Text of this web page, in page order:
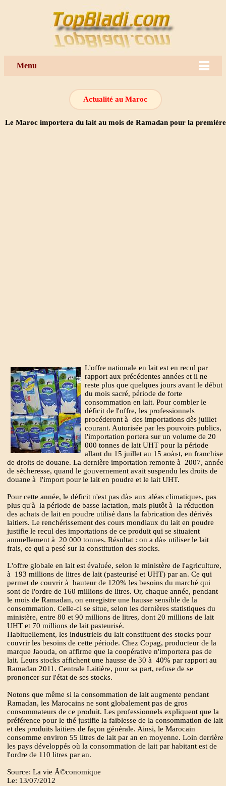
Menu
Actualité au Maroc
Le Maroc importera du lait au mois de Ramadan pour la première
L'offre nationale en lait est en recul par
rapport aux précédentes années et il ne
reste plus que quelques jours avant le début
du mois sacré, période de forte
consommation en lait. Pour combler le
déficit de l'offre, les professionnels
procéderont à des importations dès juillet
courant. Autorisée par les pouvoirs publics,
l'importation portera sur un volume de 20
000 tonnes de lait UHT pour la période
allant du 15 juillet au 15 aoà»t, en franchise
de droits de douane. La dernière importation remonte à 2007, année
de sécheresse, quand le gouvernement avait suspendu les droits de
douane à l'import pour le lait en poudre et le lait UHT.
Pour cette année, le déficit n'est pas dà» aux aléas climatiques, pas
plus qu'à la période de basse lactation, mais plutôt à la réduction
des achats de lait en poudre utilisé dans la fabrication des dérivés
laitiers. Le renchérissement des cours mondiaux du lait en poudre
justifie le recul des importations de ce produit qui se situaient
annuellement à 20 000 tonnes. Résultat : on a dà» utiliser le lait
frais, ce qui a pesé sur la constitution des stocks.
L'offre globale en lait est évaluée, selon le ministère de l'agriculture,
à 193 millions de litres de lait (pasteurisé et UHT) par an. Ce qui
permet de couvrir à hauteur de 120% les besoins du marché qui
sont de l'ordre de 160 millions de litres. Or, chaque année, pendant
le mois de Ramadan, on enregistre une hausse sensible de la
consommation. Celle-ci se situe, selon les dernières statistiques du
ministère, entre 80 et 90 millions de litres, dont 20 millions de lait
UHT et 70 millions de lait pasteurisé.
Habituellement, les industriels du lait constituent des stocks pour
couvrir les besoins de cette période. Chez Copag, producteur de la
marque Jaouda, on affirme que la coopérative n'importera pas de
lait. Leurs stocks affichent une hausse de 30 à 40% par rapport au
Ramadan 2011. Centrale Laitière, pour sa part, refuse de se
prononcer sur l'état de ses stocks.
Notons que même si la consommation de lait augmente pendant
Ramadan, les Marocains ne sont globalement pas de gros
consommateurs de ce produit. Les professionnels expliquent que la
préférence pour le thé justifie la faiblesse de la consommation de lait
et des produits laitiers de façon générale. Ainsi, le Marocain
consomme environ 55 litres de lait par an en moyenne. Loin derrière
les pays développés où la consommation de lait par habitant est de
l'ordre de 110 litres par an.
Source: La vie Ã©conomique
Le: 13/07/2012